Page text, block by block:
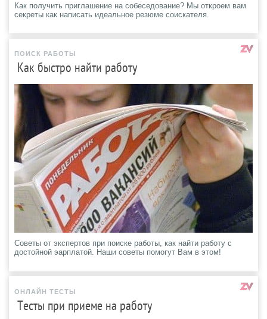
Как получить приглашение на собеседование? Мы откроем вам
секреты как написать идеальное резюме соискателя.
ПОИСК РАБОТЫ
Как быстро найти работу
Советы от экспертов при поиске работы, как найти работу с
достойной эарплатой. Наши советы помогут Вам в этом!
ОНЛАЙН ТЕСТЫ
Тесты при приеме на работу